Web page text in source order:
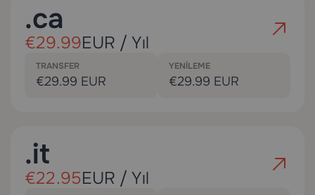
.ca
€29.99EUR / Yıl
TRANSFER
€29.99 EUR
YENILEME
€29.99 EUR
.it
€22.95EUR / Yıl